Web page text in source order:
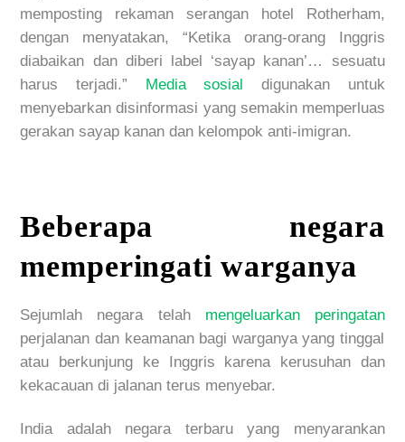
memposting rekaman serangan hotel Rotherham,
dengan menyatakan, “Ketika orang-orang Inggris
diabaikan dan diberi label ‘sayap kanan’… sesuatu
harus terjadi.” Media sosial digunakan untuk
menyebarkan disinformasi yang semakin memperluas
gerakan sayap kanan dan kelompok anti-imigran.
Beberapa negara
memperingati warganya
Sejumlah negara telah mengeluarkan peringatan
perjalanan dan keamanan bagi warganya yang tinggal
atau berkunjung ke Inggris karena kerusuhan dan
kekacauan di jalanan terus menyebar.
India adalah negara terbaru yang menyarankan